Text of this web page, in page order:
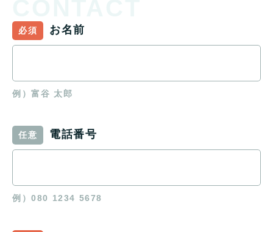
必須 お名前
例）富谷 太郎
任意 電話番号
例）080 1234 5678